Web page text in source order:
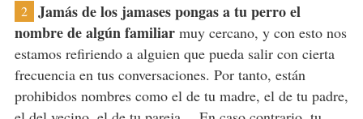
2
Jamás de los jamases pongas a tu perro el
nombre de algún familiarmuy cercano, y con esto nos
estamos refiriendo a alguien que pueda salir con cierta
frecuencia en tus conversaciones. Por tanto, están
prohibidos nombres como el de tu madre, el de tu padre,